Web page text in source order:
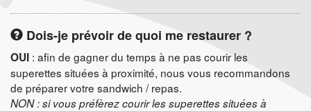
Dois-je prévoir de quoi me restaurer ?
OUI : afin de gagner du temps à ne pas courir les
superettes situées à proximité, nous vous recommandons
de préparer votre sandwich / repas.
NON : si vous préfèrez courir les superettes situées à